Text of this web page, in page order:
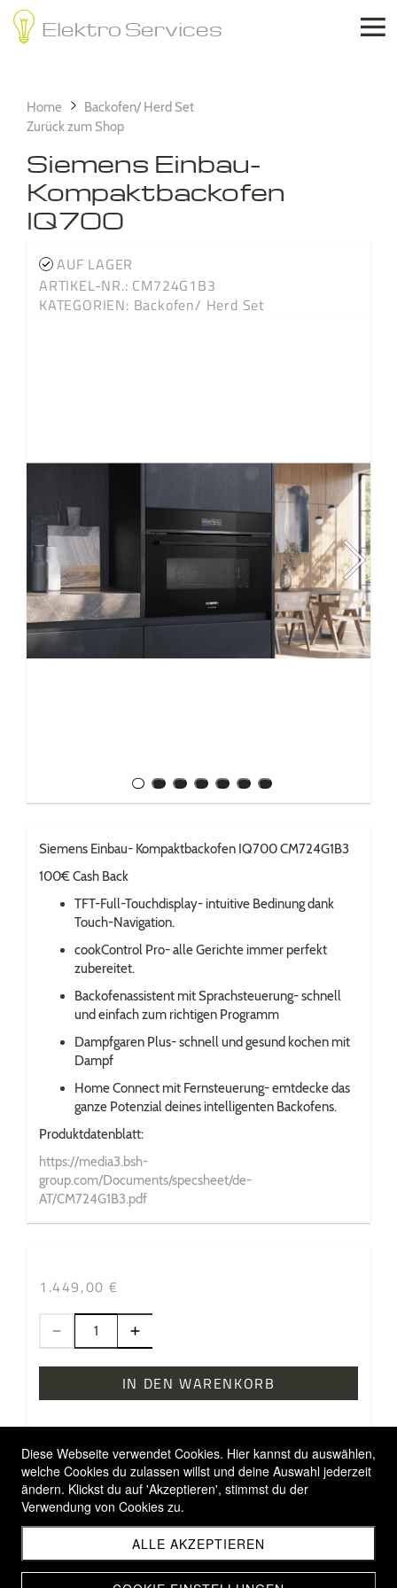
 Elektro Services
Home
Backofen/ Herd Set
Zurück zum Shop
Siemens Einbau-
Kompaktbackofen
IQ700
AUF LAGER
ARTIKEL-NR.: CM724G1B3
KATEGORIEN: Backofen/ Herd Set
Siemens Einbau- Kompaktbackofen IQ700 CM724G1B3
100€ Cash Back
TFT-Full-Touchdisplay- intuitive Bedinung dank
Touch-Navigation.
cookControl Pro- alle Gerichte immer perfekt
zubereitet.
Backofenassistent mit Sprachsteuerung- schnell
und einfach zum richtigen Programm
Dampfgaren Plus- schnell und gesund kochen mit
Dampf
Home Connect mit Fernsteuerung- emtdecke das
ganze Potenzial deines intelligenten Backofens.
Produktdatenblatt:
https://media3.bsh-
group.com/Documents/specsheet/de-
AT/CM724G1B3.pdf
1.449,00 €
IN DEN WARENKORB
Allgemeine Geschäftsbedingungen
Versandbedingungen
Diese Webseite verwendet Cookies. Hier kannst du auswählen,
welche Cookies du zulassen willst und deine Auswahl jederzeit
ändern. Klickst du auf 'Akzeptieren', stimmst du der
Verwendung von Cookies zu.
ALLE AKZEPTIEREN